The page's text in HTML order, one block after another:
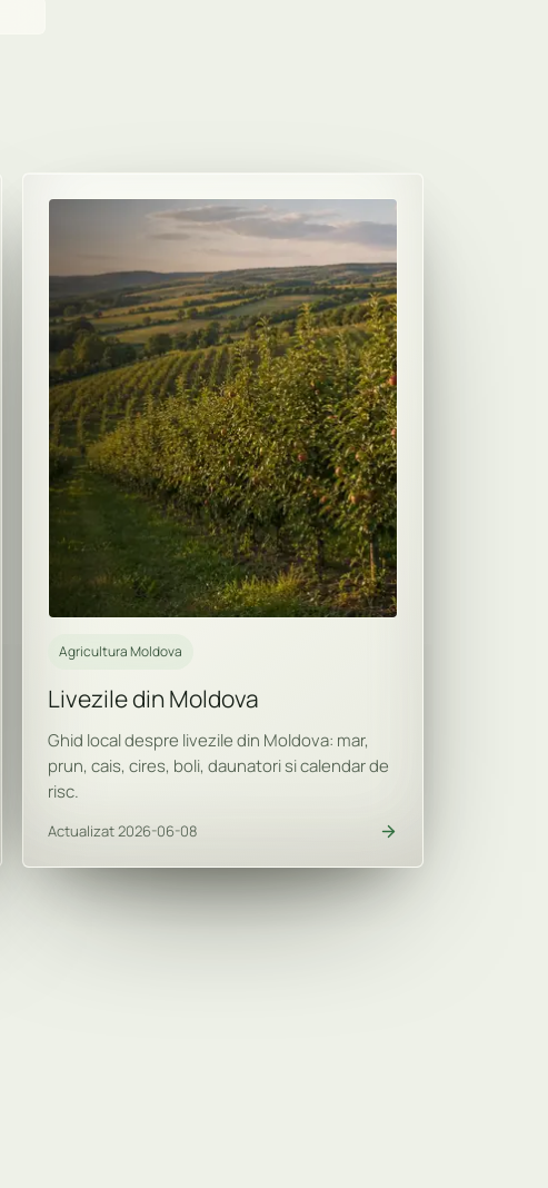
Agricultura Moldova
Livezile din Moldova
Ghid local despre livezile din Moldova: mar,
prun, cais, cires, boli, daunatori si calendar de
risc.
Actualizat 2026-06-08